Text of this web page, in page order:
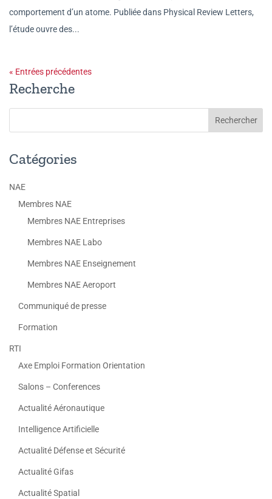
comportement d’un atome. Publiée dans Physical Review Letters,
l’étude ouvre des...
« Entrées précédentes
Recherche
Catégories
NAE
Membres NAE
Membres NAE Entreprises
Membres NAE Labo
Membres NAE Enseignement
Membres NAE Aeroport
Communiqué de presse
Formation
RTI
Axe Emploi Formation Orientation
Salons – Conferences
Actualité Aéronautique
Intelligence Artificielle
Actualité Défense et Sécurité
Actualité Gifas
Actualité Spatial